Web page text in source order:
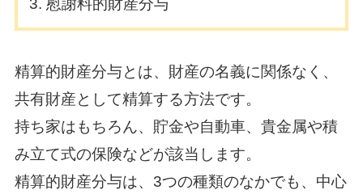
慰謝料的財産分与
精算的財産分与とは、財産の名義に関係なく、
共有財産として精算する方法です。
持ち家はもちろん、貯金や自動車、貴金属や積
み立て式の保険などが該当します。
精算的財産分与は、3つの種類のなかでも、中心